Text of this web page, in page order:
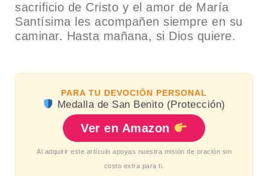
sacrificio de Cristo y el amor de María
Santísima les acompañen siempre en su
caminar. Hasta mañana, si Dios quiere.
PARA TU DEVOCIÓN PERSONAL
Medalla de San Benito (Protección)
Ver en Amazon
Al adquirir este artículo apoyas nuestra misión de oración sin
costo extra para ti.